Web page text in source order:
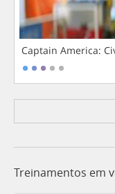
Captain America:
Treinamentos em